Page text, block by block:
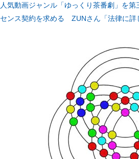
人気動画ジャンル「ゆっくり茶番劇」を
センス契約を求める ZUNさん「法律に詳